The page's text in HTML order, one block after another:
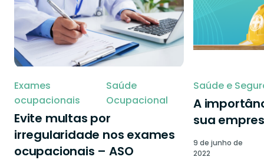
Exames
ocupacionais
Saúde
Ocupacional
Evite multas por
irregularidade nos exames
ocupacionais – ASO
Saúde e
A
sua
9 de junho de
2022